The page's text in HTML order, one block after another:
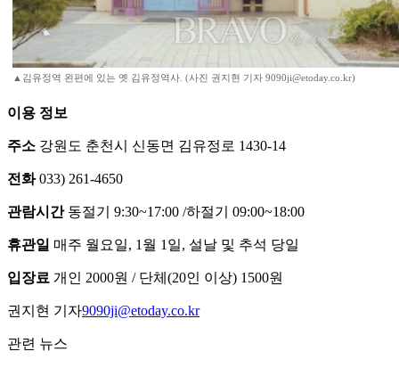
▲김유정역 왼편에 있는 옛 김유정역사. (사진 권지현 기자 9090ji@etoday.co.kr)
이용 정보
주소 강원도 춘천시 신동면 김유정로 1430-14
전화033) 261-4650
관람시간동절기 9:30~17:00 /하절기 09:00~18:00
휴관일 매주 월요일, 1월 1일, 설날 및 추석 당일
입장료 개인 2000원 / 단체(20인 이상) 1500원
권지현 기자9090ji@etoday.co.kr
관련 뉴스